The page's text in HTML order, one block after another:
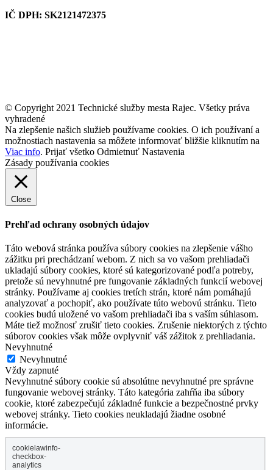
IČ DPH: SK2121472375
© Copyright 2021 Technické služby mesta Rajec. Všetky práva
vyhradené
Na zlepšenie našich služieb používame cookies. O ich používaní a
možnostiach nastavenia sa môžete informovať bližšie kliknutím na
Viac info. Prijať všetko Odmietnuť Nastavenia
Zásady používania cookies
Close
Prehľad ochrany osobných údajov
Táto webová stránka používa súbory cookies na zlepšenie vášho
zážitku pri prechádzaní webom. Z nich sa vo vašom prehliadači
ukladajú súbory cookies, ktoré sú kategorizované podľa potreby,
pretože sú nevyhnutné pre fungovanie základných funkcií webovej
stránky. Používame aj cookies tretích strán, ktoré nám pomáhajú
analyzovať a pochopiť, ako používate túto webovú stránku. Tieto
cookies budú uložené vo vašom prehliadači iba s vaším súhlasom.
Máte tiež možnosť zrušiť tieto cookies. Zrušenie niektorých z týchto
súborov cookies však môže ovplyvniť váš zážitok z prehliadania.
Nevyhnutné
Nevyhnutné
Vždy zapnuté
Nevyhnutné súbory cookie sú absolútne nevyhnutné pre správne
fungovanie webovej stránky. Táto kategória zahŕňa iba súbory
cookie, ktoré zabezpečujú základné funkcie a bezpečnostné prvky
webovej stránky. Tieto cookies neukladajú žiadne osobné
informácie.
cookielawinfo-
checkbox-
analytics